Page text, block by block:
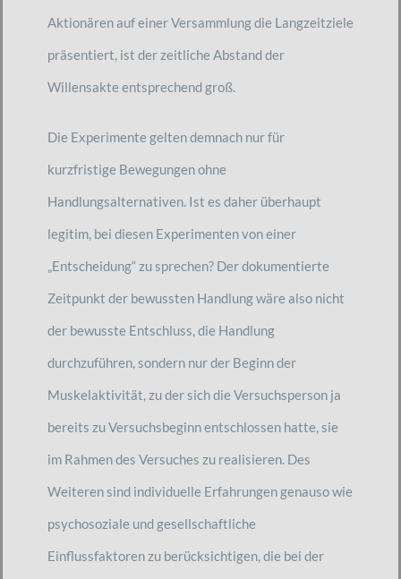
Aktionären auf einer Versammlung die Langzeitziele
präsentiert, ist der zeitliche Abstand der
Willensakte entsprechend groß.
Die Experimente gelten demnach nur für
kurzfristige Bewegungen ohne
Handlungsalternativen. Ist es daher überhaupt
legitim, bei diesen Experimenten von einer
„Entscheidung“ zu sprechen? Der dokumentierte
Zeitpunkt der bewussten Handlung wäre also nicht
der bewusste Entschluss, die Handlung
durchzuführen, sondern nur der Beginn der
Muskelaktivität, zu der sich die Versuchsperson ja
bereits zu Versuchsbeginn entschlossen hatte, sie
im Rahmen des Versuches zu realisieren. Des
Weiteren sind individuelle Erfahrungen genauso wie
psychosoziale und gesellschaftliche
Einflussfaktoren zu berücksichtigen, die bei der